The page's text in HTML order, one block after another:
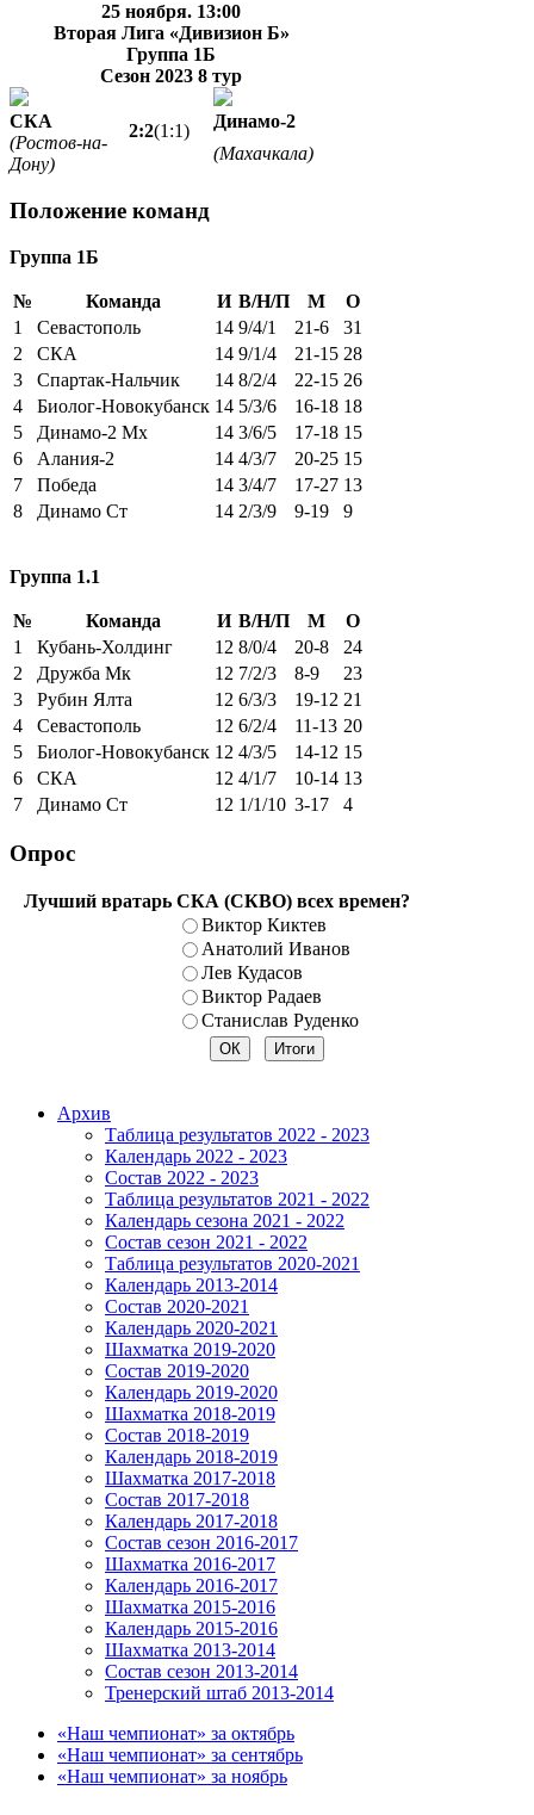
25 ноября. 13:00
Вторая Лига «Дивизион Б»
Группа 1Б
Сезон 2023 8 тур
2:2(1:1)
СКА
Динамо-2
(Ростов-на-
Дону)
(Махачкала)
Положение команд
Группа 1Б
№ Команда И В/Н/П М
О
1
Севастополь 14 9/4/1 21-6
31
2
СКА 14 9/1/4 21-15 28
3
Спартак-Нальчик 14 8/2/4 22-15 26
4
Биолог-Новокубанск 14 5/3/6 16-18 18
5
Динамо-2 Мх 14 3/6/5 17-18 15
6
Алания-2 14 4/3/7 20-25 15
7
Победа 14 3/4/7 17-27 13
8
Динамо Ст 14 2/3/9 9-19 9
Группа 1.1
№ Команда И В/Н/П М
О
1
Кубань-Холдинг 12 8/0/4 20-8
24
2
Дружба Мк 12 7/2/3 8-9
23
3
Рубин Ялта 12 6/3/3 19-12 21
4
Севастополь 12 6/2/4 11-13 20
5
Биолог-Новокубанск 12 4/3/5 14-12 15
6
СКА 12 4/1/7 10-14 13
7
Динамо Ст 12 1/1/10 3-17 4
Опрос
Лучший вратарь СКА (СКВО) всех времен?
Виктор Киктев
Анатолий Иванов
Лев Кудасов
Виктор Радаев
Станислав Руденко
Архив
Таблица результатов 2022 - 2023
Календарь 2022 - 2023
Состав 2022 - 2023
Таблица результатов 2021 - 2022
Календарь сезона 2021 - 2022
Состав сезон 2021 - 2022
Таблица результатов 2020-2021
Календарь 2013-2014
Состав 2020-2021
Календарь 2020-2021
Шахматка 2019-2020
Состав 2019-2020
Календарь 2019-2020
Шахматка 2018-2019
Состав 2018-2019
Календарь 2018-2019
Шахматка 2017-2018
Состав 2017-2018
Календарь 2017-2018
Состав сезон 2016-2017
Шахматка 2016-2017
Календарь 2016-2017
Шахматка 2015-2016
Календарь 2015-2016
Шахматка 2013-2014
Состав сезон 2013-2014
Тренерский штаб 2013-2014
«Наш чемпионат» за октябрь
«Наш чемпионат» за сентябрь
«Наш чемпионат» за ноябрь